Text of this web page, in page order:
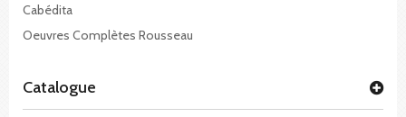
Cabédita
Oeuvres Complètes Rousseau
Catalogue